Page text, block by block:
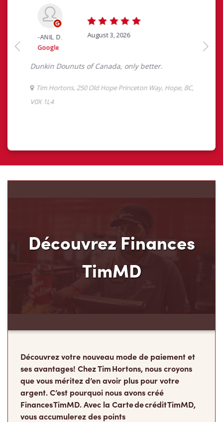
Découvrez Finances
TimMD
Découvrez votre nouveau mode de paiement et
ses avantages! Chez Tim Hortons, nous croyons
que vous méritez d’en avoir plus pour votre
argent. C’est pourquoi nous avons créé
Finances TimMD. Avec la Carte de crédit TimMD,
vous accumulerez des points